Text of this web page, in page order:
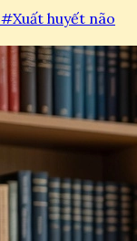
#Xuất huyết não